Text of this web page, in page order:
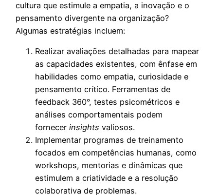
cultura que estimule a empatia, a inovação e o
pensamento divergente na organização?
Algumas estratégias incluem:
Realizar avaliações detalhadas para mapear
as capacidades existentes, com ênfase em
habilidades como empatia, curiosidade e
pensamento crítico. Ferramentas de
feedback 360°, testes psicométricos e
análises comportamentais podem
fornecer insights valiosos.
Implementar programas de treinamento
focados em competências humanas, como
workshops, mentorias e dinâmicas que
estimulem a criatividade e a resolução
colaborativa de problemas.